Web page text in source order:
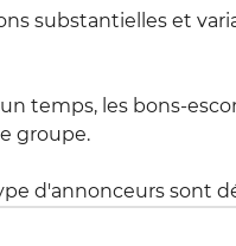
substantielles et
temps, les bons-
groupe.
d'annonceurs sont